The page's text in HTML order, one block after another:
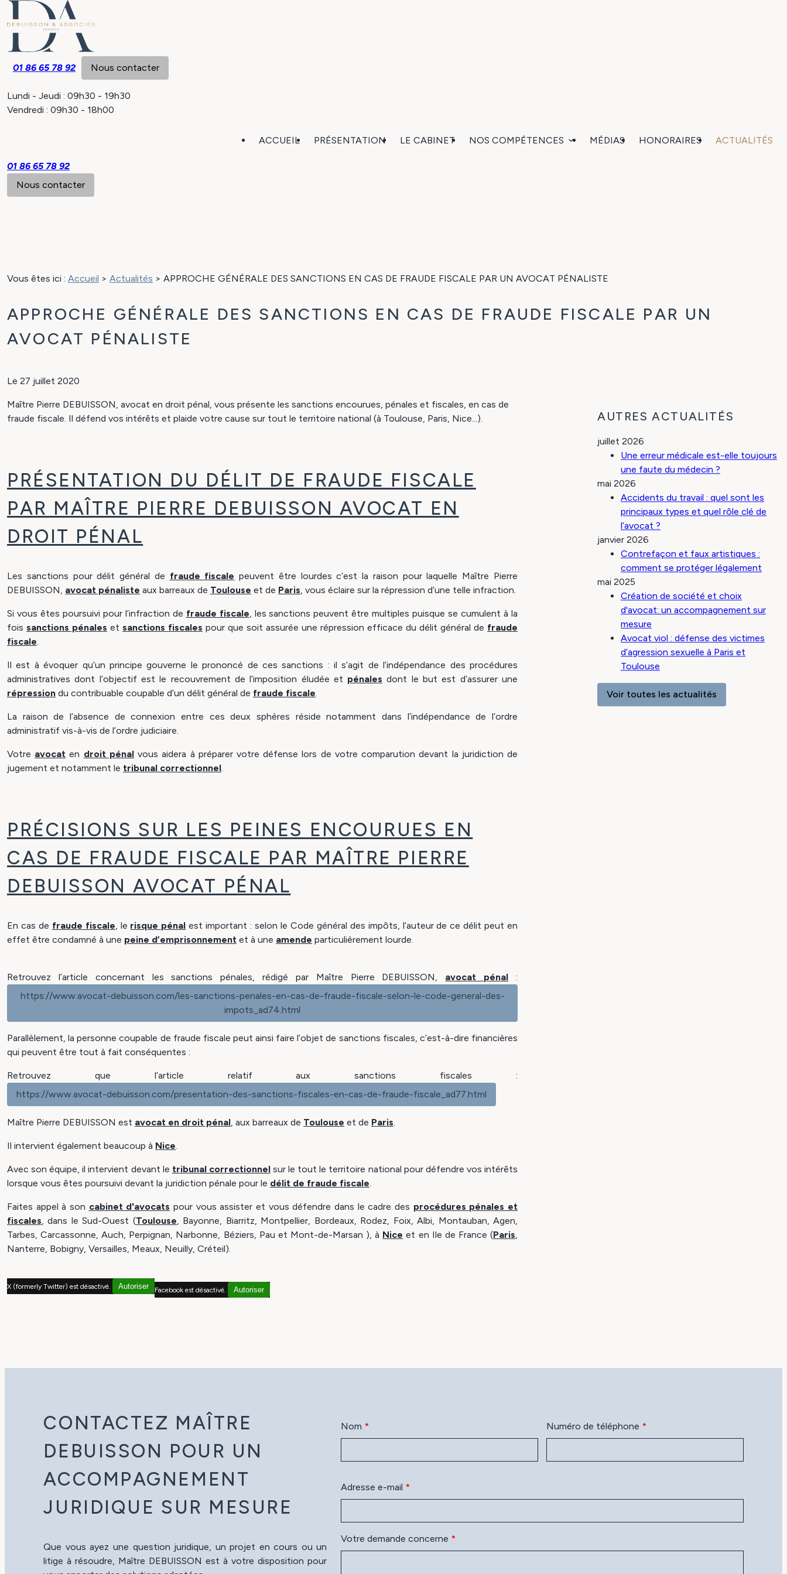
01 86 65 78 92 Nous contacter
Lundi - Jeudi : 09h30 - 19h30
Vendredi : 09h30 - 18h00
ACCUEIL PRÉSENTATION LE CABINET NOS COMPÉTENCES MÉDIAS HONORAIRES ACTUALITÉS
01 86 65 78 92
Nous contacter
Vous êtes ici : Accueil > Actualités > APPROCHE GÉNÉRALE DES SANCTIONS EN CAS DE FRAUDE FISCALE PAR UN AVOCAT PÉNALISTE
APPROCHE GÉNÉRALE DES SANCTIONS EN CAS DE FRAUDE FISCALE PAR UN
AVOCAT PÉNALISTE
Le 27 juillet 2020
Maître Pierre DEBUISSON, avocat en droit pénal, vous présente les sanctions encourues, pénales et fiscales, en cas de
fraude fiscale. Il défend vos intérêts et plaide votre cause sur tout le territoire national (à Toulouse, Paris, Nice...).
PRÉSENTATION DU DÉLIT DE FRAUDE FISCALE
PAR MAÎTRE PIERRE DEBUISSON AVOCAT EN
DROIT PÉNAL
Les sanctions pour délit général de fraude fiscale peuvent être lourdes c’est la raison pour laquelle Maître Pierre
DEBUISSON, avocat pénaliste aux barreaux de Toulouse et de Paris, vous éclaire sur la répression d’une telle infraction.
Si vous êtes poursuivi pour l’infraction de fraude fiscale, les sanctions peuvent être multiples puisque se cumulent à la
foissanctions pénales etsanctions fiscales pour que soit assurée une répression efficace du délit général de fraude
fiscale.
Il est à évoquer qu’un principe gouverne le prononcé de ces sanctions : il s’agit de l’indépendance des procédures
administratives dont l’objectif est le recouvrement de l’imposition éludée et pénales dont le but est d’assurer une
répression du contribuable coupable d’un délit général de fraude fiscale.
La raison de l’absence de connexion entre ces deux sphères réside notamment dans l’indépendance de l’ordre
administratif vis-à-vis de l’ordre judiciaire.
Votre avocat en droit pénalvous aidera à préparer votre défense lors de votre comparution devant la juridiction de
jugement et notamment le tribunal correctionnel.
PRÉCISIONS SUR LES PEINES ENCOURUES EN
CAS DE FRAUDE FISCALE PAR MAÎTRE PIERRE
DEBUISSON AVOCAT PÉNAL
En cas de fraude fiscale, le risque pénal est important : selon le Code général des impôts, l’auteur de ce délit peut en
effet être condamné à une peine d’emprisonnement et à une amende particulièrement lourde.
Retrouvez l’article concernant les sanctions pénales, rédigé par Maître Pierre DEBUISSON, avocat pénal :
https://www.avocat-debuisson.com/les-sanctions-penales-en-cas-de-fraude-fiscale-selon-le-code-general-des-
impots_ad74.html
Parallèlement, la personne coupable de fraude fiscale peut ainsi faire l’objet de sanctions fiscales, c’est-à-dire financières
qui peuvent être tout à fait conséquentes :
Retrouvez que l’article relatif aux sanctions fiscales :
https://www.avocat-debuisson.com/presentation-des-sanctions-fiscales-en-cas-de-fraude-fiscale_ad77.html
Maître Pierre DEBUISSON est avocat en droit pénal, aux barreaux de Toulouse et de Paris.
Il intervient également beaucoup à Nice.
Avec son équipe, il intervient devant le tribunal correctionnelsur le tout le territoire national pour défendre vos intérêts
lorsque vous êtes poursuivi devant la juridiction pénale pour le délit de fraude fiscale.
Faites appel à son cabinet d'avocats pour vous assister et vous défendre dans le cadre des procédures pénales et
fiscales, dans le Sud-Ouest (Toulouse, Bayonne, Biarritz, Montpellier, Bordeaux, Rodez, Foix, Albi, Montauban, Agen,
Tarbes, Carcassonne, Auch, Perpignan, Narbonne, Béziers, Pau et Mont-de-Marsan ), à Nice et en Ile de France (Paris,
Nanterre, Bobigny, Versailles, Meaux, Neuilly, Créteil).
X (formerly Twitter) est désactivé. Autoriser Facebook est désactivé. Autoriser
AUTRES ACTUALITÉS
juillet 2026
Une erreur médicale est-elle toujours
une faute du médecin ?
mai 2026
Accidents du travail : quel sont les
principaux types et quel rôle clé de
l’avocat ?
janvier 2026
Contrefaçon et faux artistiques :
comment se protéger légalement
mai 2025
Création de société et choix
d'avocat: un accompagnement sur
mesure
Avocat viol : défense des victimes
d’agression sexuelle à Paris et
Toulouse
Voir toutes les actualités
CONTACTEZ MAÎTRE
DEBUISSON POUR UN
ACCOMPAGNEMENT
JURIDIQUE SUR MESURE
Que vous ayez une question juridique, un projet en cours ou un
litige à résoudre, Maître DEBUISSON est à votre disposition pour
Nom * Numéro de téléphone *
Adresse e-mail *
Votre demande concerne *
Panneau de gestion des cookies